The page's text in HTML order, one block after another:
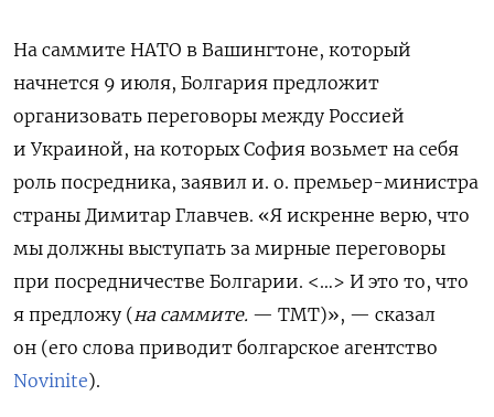
На саммите НАТО в Вашингтоне, который
начнется 9 июля, Болгария предложит
организовать переговоры между Россией
и Украиной, на которых София возьмет на себя
роль посредника, заявил и. о. премьер-министра
страны Димитар Главчев. «Я искренне верю, что
мы должны выступать за мирные переговоры
при посредничестве Болгарии. <…> И это то, что
я предложу (на саммите. — ТМТ)», — сказал
он (его слова приводит болгарское агентство
Novinite).